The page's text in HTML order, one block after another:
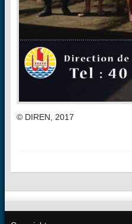
© DIREN, 2017